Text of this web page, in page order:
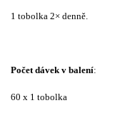
1 tobolka 2× denně.
Počet dávek v balení:
60 x 1 tobolka